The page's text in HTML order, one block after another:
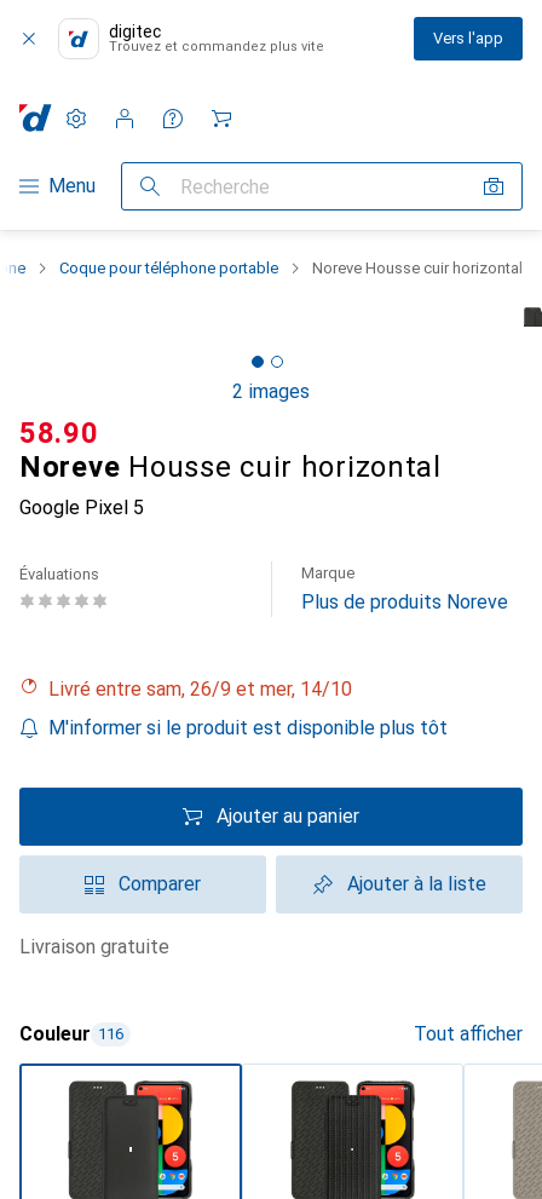
digitec
Trouvez et commandez plus vite Vers l'app
Navigation par catégorie
Menu Recherche
Paramètres
Compte client
Listes de comparaison
Listes d'envies
Panier
Coque pour téléphone portable Noreve Housse cuir horizontal
2 images
Noreve Housse cuir horizontal
Google Pixel 5
CHF
58.90
Évaluations Marque
Plus de produits Noreve
Livré entre sam, 26/9 et mer, 14/10
M'informer si le produit est disponible plus tôt
Ajouter au panier
Comparer Ajouter à la liste
livraison gratuite
Couleur 116 Tout afficher